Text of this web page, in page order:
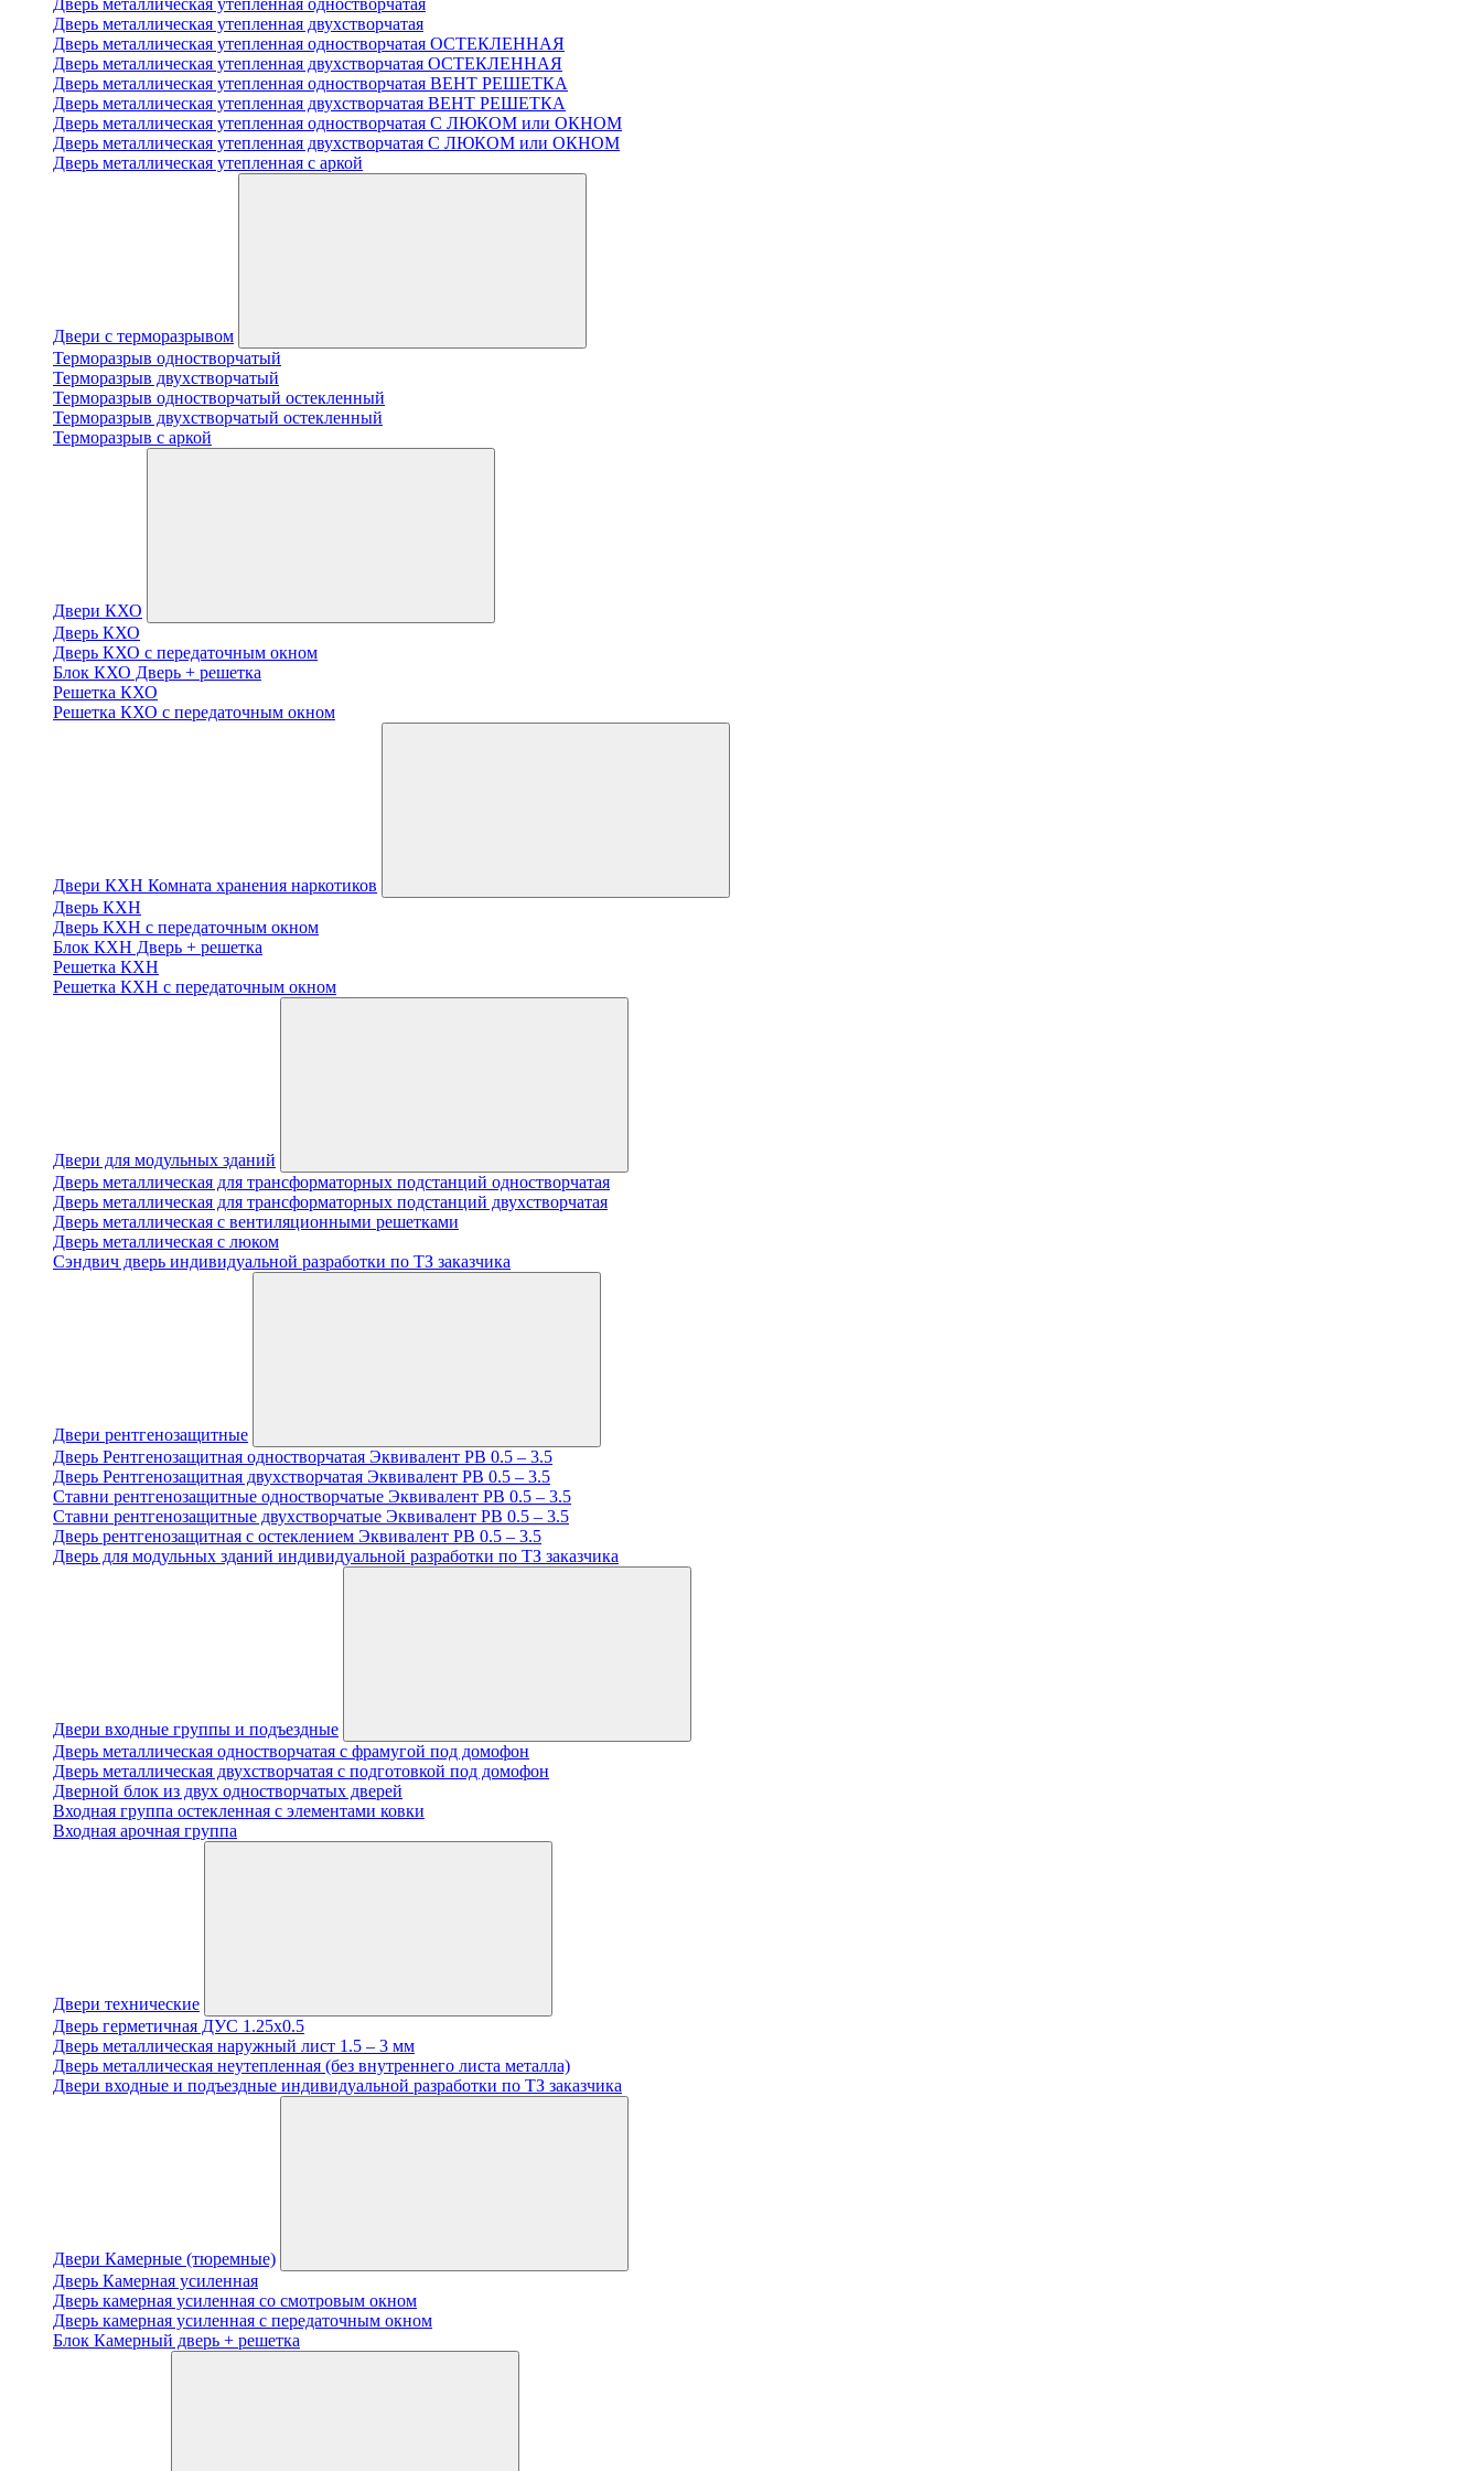
Дверь металлическая утепленная одностворчатая
Дверь металлическая утепленная двухстворчатая
Дверь металлическая утепленная одностворчатая ОСТЕКЛЕННАЯ
Дверь металлическая утепленная двухстворчатая ОСТЕКЛЕННАЯ
Дверь металлическая утепленная одностворчатая ВЕНТ РЕШЕТКА
Дверь металлическая утепленная двухстворчатая ВЕНТ РЕШЕТКА
Дверь металлическая утепленная одностворчатая С ЛЮКОМ или ОКНОМ
Дверь металлическая утепленная двухстворчатая С ЛЮКОМ или ОКНОМ
Дверь металлическая утепленная с аркой
Двери с терморазрывом
Терморазрыв одностворчатый
Терморазрыв двухстворчатый
Терморазрыв одностворчатый остекленный
Терморазрыв двухстворчатый остекленный
Терморазрыв с аркой
Двери КХО
Дверь КХО
Дверь КХО с передаточным окном
Блок КХО Дверь + решетка
Решетка КХО
Решетка КХО с передаточным окном
Двери КХН Комната хранения наркотиков
Дверь КХН
Дверь КХН с передаточным окном
Блок КХН Дверь + решетка
Решетка КХН
Решетка КХН с передаточным окном
Двери для модульных зданий
Дверь металлическая для трансформаторных подстанций одностворчатая
Дверь металлическая для трансформаторных подстанций двухстворчатая
Дверь металлическая с вентиляционными решетками
Дверь металлическая с люком
Cэндвич дверь индивидуальной разработки по ТЗ заказчика
Двери рентгенозащитные
Дверь Рентгенозащитная одностворчатая Эквивалент PB 0.5 – 3.5
Дверь Рентгенозащитная двухстворчатая Эквивалент PB 0.5 – 3.5
Ставни рентгенозащитные одностворчатые Эквивалент PB 0.5 – 3.5
Ставни рентгенозащитные двухстворчатые Эквивалент PB 0.5 – 3.5
Дверь рентгенозащитная с остеклением Эквивалент PB 0.5 – 3.5
Дверь для модульных зданий индивидуальной разработки по ТЗ заказчика
Двери входные группы и подъездные
Дверь металлическая одностворчатая с фрамугой под домофон
Дверь металлическая двухстворчатая с подготовкой под домофон
Дверной блок из двух одностворчатых дверей
Входная группа остекленная с элементами ковки
Входная арочная группа
Двери технические
Дверь герметичная ДУС 1.25х0.5
Дверь металлическая наружный лист 1.5 – 3 мм
Дверь металлическая неутепленная (без внутреннего листа металла)
Двери входные и подъездные индивидуальной разработки по ТЗ заказчика
Двери Камерные (тюремные)
Дверь Камерная усиленная
Дверь камерная усиленная со смотровым окном
Дверь камерная усиленная с передаточным окном
Блок Камерный дверь + решетка